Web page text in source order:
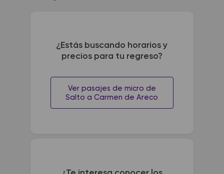
¿Estás buscando horarios y
precios para tu regreso?
Ver pasajes de micro de
Salto a Carmen de Areco